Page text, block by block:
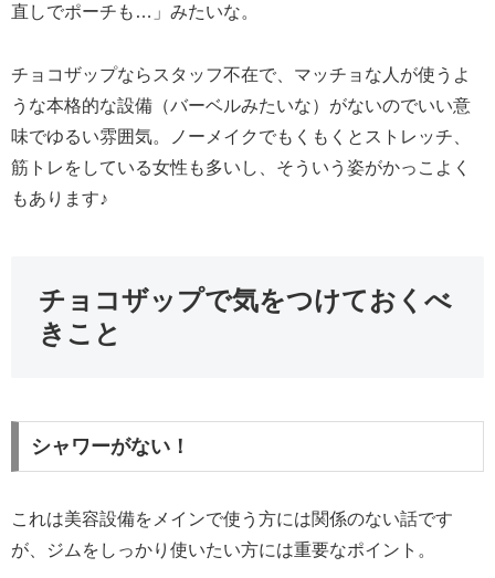
直しでポーチも…」みたいな。
チョコザップならスタッフ不在で、マッチョな人が使うよ
うな本格的な設備（バーベルみたいな）がないのでいい意
味でゆるい雰囲気。ノーメイクでもくもくとストレッチ、
筋トレをしている女性も多いし、そういう姿がかっこよく
もあります♪
チョコザップで気をつけておくべ
きこと
シャワーがない！
これは美容設備をメインで使う方には関係のない話です
が、ジムをしっかり使いたい方には重要なポイント。